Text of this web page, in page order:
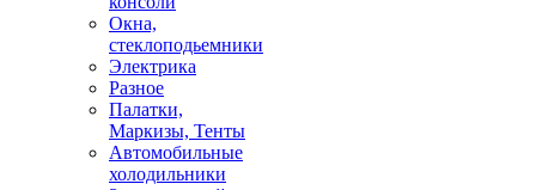
Окна,
стеклоподьемники
Электрика
Разное
Палатки,
Маркизы, Тенты
Автомобильные
холодильники